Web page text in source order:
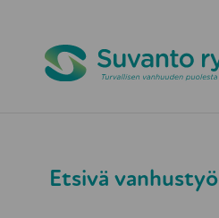
Etsivä vanhustyö